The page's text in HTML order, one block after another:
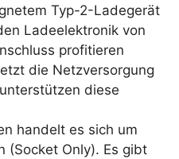
Typ-2-Ladegerät
Ladeelektronik von
profitieren
die Netzversorgung
diese
handelt es sich um
(Socket Only). Es gibt